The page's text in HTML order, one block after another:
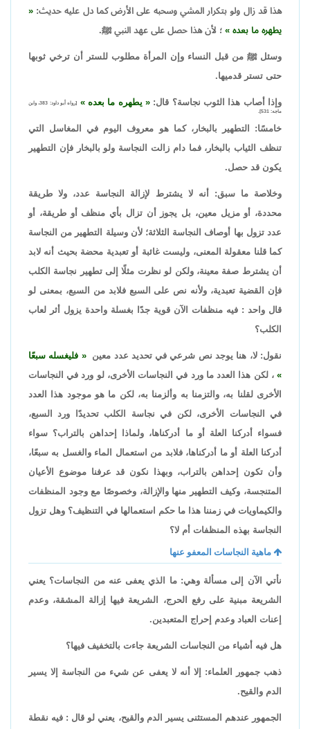
هذا قد زال ولو بتكرار المشي وسحبه على الأرض كما دل عليه حديث:
يطهره ما بعده
؛ لأن هذا حصل على عهد النبي ﷺ.
وسئل ﷺ من قبل النساء وإن المرأة مطلوب للستر أن ترخي ثوبها
حتى تستر قدميها.
وإذا أصاب هذا الثوب نجاسة؟ قال: يطهره ما بعده
[رواه أبو داود: 383، وابن
ماجه: 531].
خامسًا: التطهير بالبخار، كما هو معروف اليوم في المغاسل التي
تنظف الثياب بالبخار، فما دام زالت النجاسة ولو بالبخار فإن التطهير
يكون قد حصل.
وخلاصة ما سبق: أنه لا يشترط لإزالة النجاسة عدد، ولا طريقة
محددة، أو مزيل معين، بل يجوز أن تزال بأي منظف أو طريقة، أو
عدد تزول بها أوصاف النجاسة الثلاثة؛ لأن وسيلة التطهير من النجاسة
كما قلنا معقولة المعنى، وليست غائبة أو تعبدية محضة بحيث أنه لابد
أن يشترط صفة معينة، ولكن لو نظرت مثلًا إلى تطهير نجاسة الكلب
فإن القضية تعبدية، ولأنه نص على السبع فلابد من السبع، بمعنى لو
قال واحد : فيه منظفات الآن قوية جدًا بغسلة واحدة يزول أثر لعاب
الكلب؟
نقول: لا، هنا يوجد نص شرعي في تحديد عدد معين
فليغسله سبعًا
، لكن هذا العدد ما ورد في النجاسات الأخرى، لو ورد في النجاسات
الأخرى لقلنا به، والتزمنا به وألزمنا به، لكن ما هو موجود هذا العدد
في النجاسات الأخرى، لكن في نجاسة الكلب تحديدًا ورد السبع،
فسواء أدركنا العلة أو ما أدركناها، ولماذا إحداهن بالتراب؟ سواء
أدركنا العلة أو ما أدركناها، فلابد من استعمال الماء والغسل به سبعًا،
وأن تكون إحداهن بالتراب، وبهذا نكون قد عرفنا موضوع الأعيان
المتنجسة، وكيف التطهير منها والإزالة، وخصوصًا مع وجود المنظفات
والكيماويات في زمننا هذا ما حكم استعمالها في التنظيف؟ وهل تزول
النجاسة بهذه المنظفات أم لا؟
ماهية النجاسات المعفو عنها
نأتي الآن إلى مسألة وهي: ما الذي يعفى عنه من النجاسات؟ يعني
الشريعة مبنية على رفع الحرج، الشريعة فيها إزالة المشقة، وعدم
إعنات العباد وعدم إحراج المتعبدين.
هل فيه أشياء من النجاسات الشريعة جاءت بالتخفيف فيها؟
ذهب جمهور العلماء: إلا أنه لا يعفى عن شيء من النجاسة إلا يسير
الدم والقيح.
الجمهور عندهم المستثنى يسير الدم والقيح، يعني لو قال : فيه نقطة